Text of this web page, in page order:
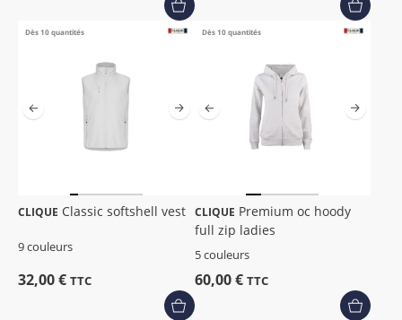
Dès 10 quantités
CLIQUE Classic softshell vest
9 couleurs
32,00 € TTC
Dès 10 quantités
CLIQUE
full zip ladies
5 couleurs
60,00 € TTC